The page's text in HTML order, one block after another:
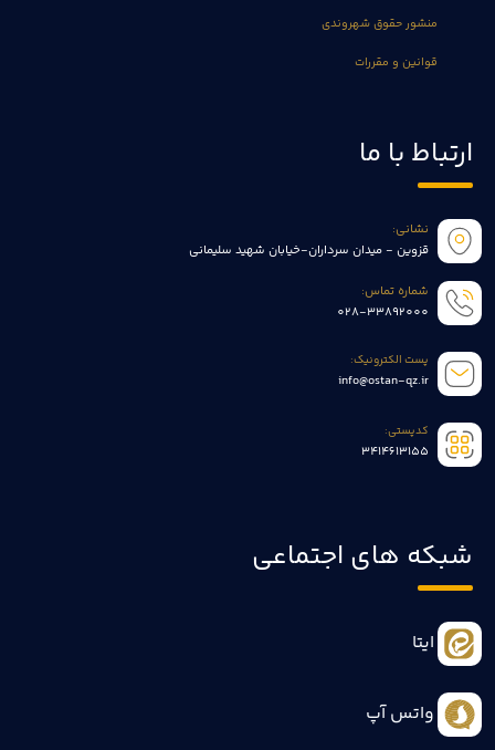
منشور حقوق شهروندی
قوانین و مقررات
ارتباط با ما
نشانی:
قزوین - میدان سرداران-خیابان شهید سلیمانی
شماره تماس:
028-33892000
پست الکترونیک:
info@ostan-qz.ir
کدپستی:
3414613155
شبکه های اجتماعی
ایتا
واتس آپ